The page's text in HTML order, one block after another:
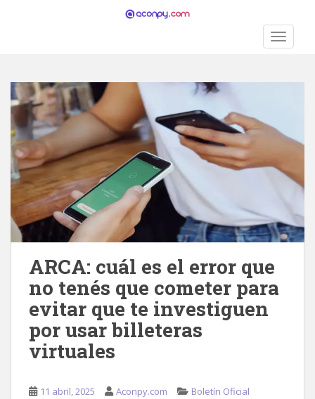
ARCA: cuál es el error que
no tenés que cometer para
evitar que te investiguen
por usar billeteras
virtuales
11 abril, 2025 Aconpy.com Boletín Oficial